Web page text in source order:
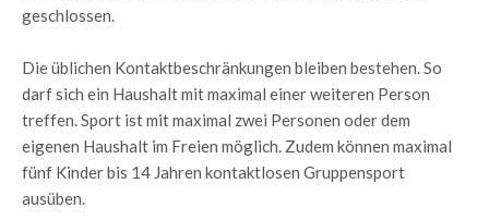
geschlossen.
Die üblichen Kontaktbeschränkungen bleiben bestehen. So
darf sich ein Haushalt mit maximal einer weiteren Person
treffen. Sport ist mit maximal zwei Personen oder dem
eigenen Haushalt im Freien möglich. Zudem können maximal
fünf Kinder bis 14 Jahren kontaktlosen Gruppensport
ausüben.